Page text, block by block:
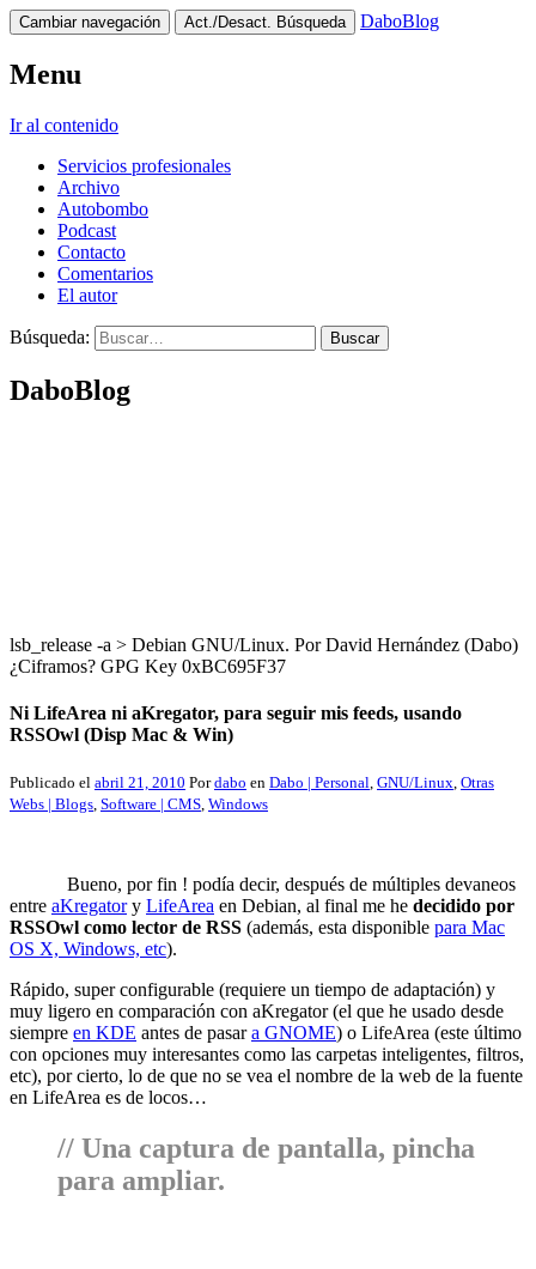
Cambiar navegación Act./Desact. Búsqueda DaboBlog
Menu
Ir al contenido
Servicios profesionales
Archivo
Autobombo
Podcast
Contacto
Comentarios
El autor
Búsqueda:
DaboBlog
lsb_release -a > Debian GNU/Linux. Por David Hernández (Dabo)
¿Ciframos? GPG Key 0xBC695F37
Ni LifeArea ni aKregator, para seguir mis feeds, usando
RSSOwl (Disp Mac & Win)
Publicado el abril 21, 2010 Pordabo en Dabo | Personal, GNU/Linux, Otras
Webs | Blogs, Software | CMS, Windows
Bueno, por fin ! podía decir, después de múltiples devaneos
entre aKregatory LifeArea en Debian, al final me he decidido por
RSSOwl como lector de RSS (además, esta disponible para Mac
OS X, Windows, etc).
Rápido, super configurable (requiere un tiempo de adaptación) y
muy ligero en comparación con aKregator (el que he usado desde
siempre en KDE antes de pasara GNOME) o LifeArea (este último
con opciones muy interesantes como las carpetas inteligentes, filtros,
etc), por cierto, lo de que no se vea el nombre de la web de la fuente
en LifeArea es de locos…
// Una captura de pantalla, pincha
para ampliar.